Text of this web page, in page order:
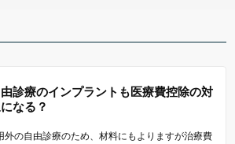
由診療のインプラントも医療費控除の対
なる？
外の自由診療のため、材料にもよりますが治療費